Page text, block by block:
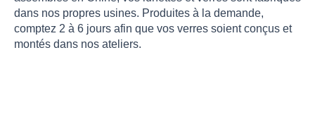
dans nos propres usines. Produites à la demande,
comptez 2 à 6 jours afin que vos verres soient conçus et
montés dans nos ateliers.